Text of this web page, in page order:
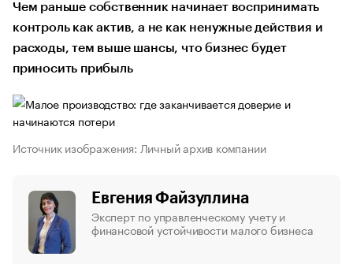
Чем раньше собственник начинает воспринимать
контроль как актив, а не как ненужные действия и
расходы, тем выше шансы, что бизнес будет
приносить прибыль
Источник изображения: Личный архив компании
Евгения Файзуллина
Эксперт по управленческому учету и
финансовой устойчивости малого бизнеса